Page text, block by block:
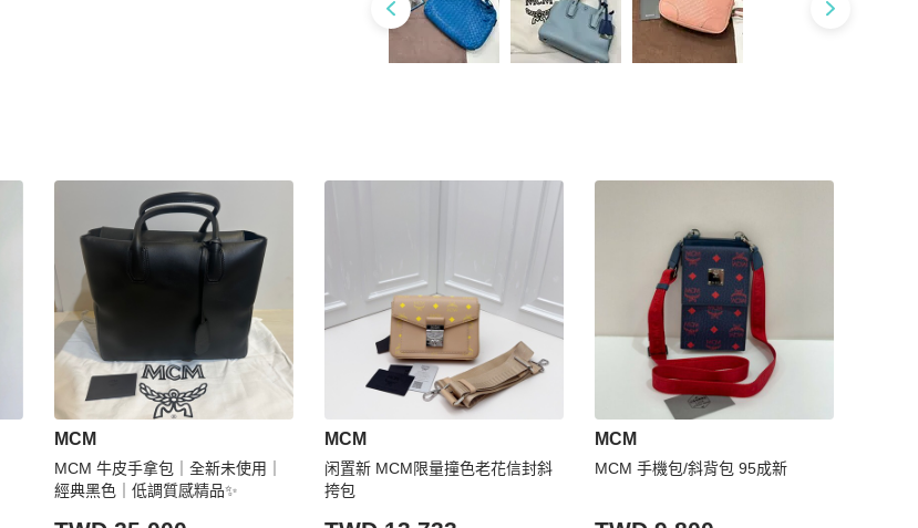
MCM
MCM 牛皮手拿包｜全新未使用｜
經典黑色｜低調質感精品✨
MCM
闲置新 MCM限量撞色老花信封斜
挎包
MCM
MCM 手機包/斜背包 95成新